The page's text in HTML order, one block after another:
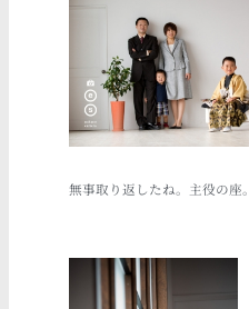
無事取り返したね。主役の座。